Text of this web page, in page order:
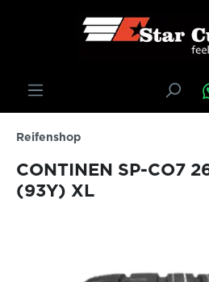
springen
Reifenshop
CONTINEN SP-CO7
(93Y) XL